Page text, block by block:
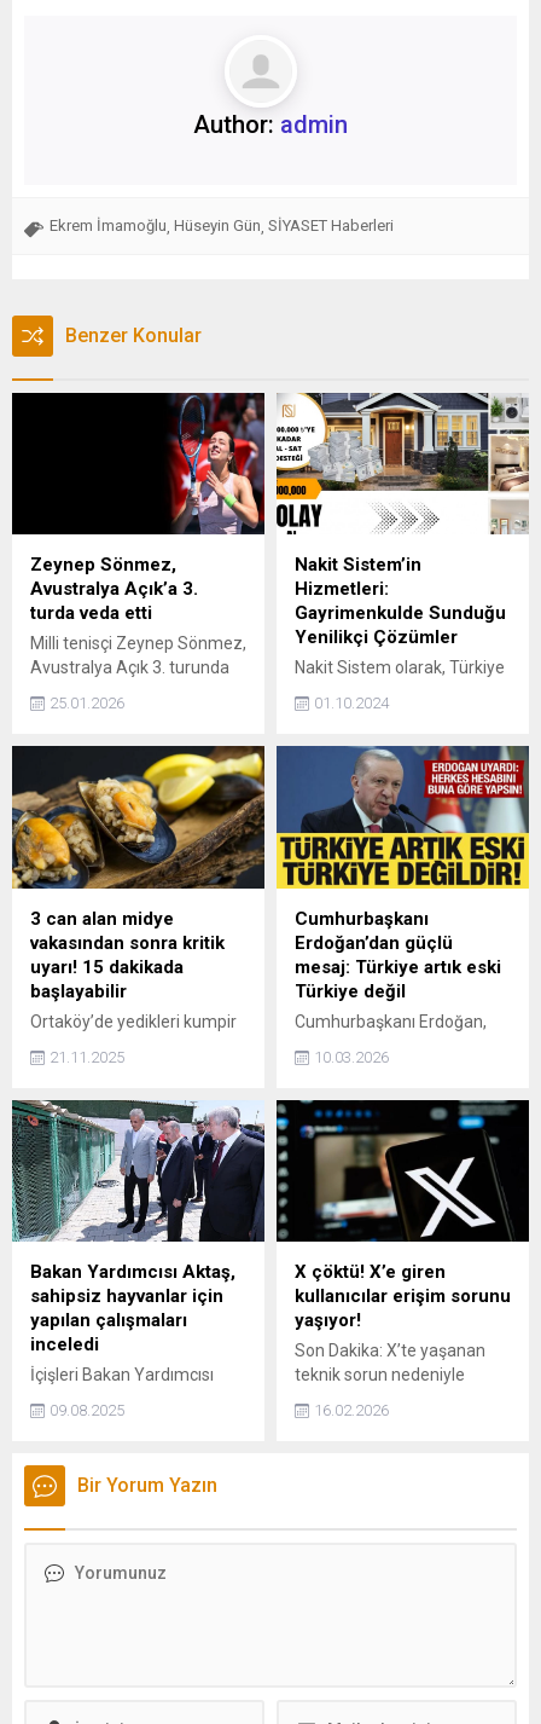
Author: admin
Ekrem İmamoğlu Hüseyin Gün SİYASET Haberleri
Benzer Konular
Zeynep Sönmez,
Avustralya Açık’a 3.
turda veda etti
Milli tenisçi Zeynep Sönmez,
Avustralya Açık 3. turunda
kaybederek turnuvaya veda
Osman Aşkın Bak,
Sönmez'e, yaşattığı gurur
ve heyecandan ötürü
teşekkür etti.
25.01.2026
Nakit Sistem’in
Hizmetleri:
Gayrimenkulde Sunduğu
Yenilikçi Çözümler
Nakit Sistem olarak, Türkiye
arsa ve tarla alım-satım
nakit desteği sağlıyoruz.
İster yatırım amaçlı arsa
alımı yapın, ister geliştirme
projeleriniz için arazi satın
alın, her türlü arsa ve tarla
işlemi için %100 nakit
ödeme avantajı sunuyoruz.
Bu sayede, finansman
beklemek zorunda
kalmadan alım-satım...
01.10.2024
3 can alan midye
vakasından sonra kritik
uyarı! 15 dakikada
başlayabilir
Ortaköy’de yedikleri kumpir
anne ve iki çocuğu hayatını
güvenliğini bir kez daha
gündeme taşırken,
uzmanlar zehirlenme
belirtilerinin 15 dakikadan 3
saate kadar ortaya
çıkabileceğini söylüyor.
21.11.2025
Cumhurbaşkanı
Erdoğan’dan güçlü
mesaj: Türkiye artık eski
Türkiye değil
Cumhurbaşkanı Erdoğan,
değildir. Herkes hesabını
Malum çevreler tarafından
körüklenen kampanyalara
rağmen biz Türkiye’yi 100
yıllık rotasında emin
adımlarla yürüyeceğiz." dedi.
10.03.2026
Bakan Yardımcısı Aktaş,
sahipsiz hayvanlar için
yapılan çalışmaları
inceledi
İçişleri Bakan Yardımcısı
Hayvan Bakımevi ve Doğal
ederek, sahipsiz hayvanlar
için yürütülen çalışmaları
09.08.2025
X çöktü! X’e giren
kullanıcılar erişim sorunu
yaşıyor!
Son Dakika: X’te yaşanan
teknik sorun nedeniyle
yenileyemedi. Kesintinin
16.02.2026
Bir Yorum Yazın